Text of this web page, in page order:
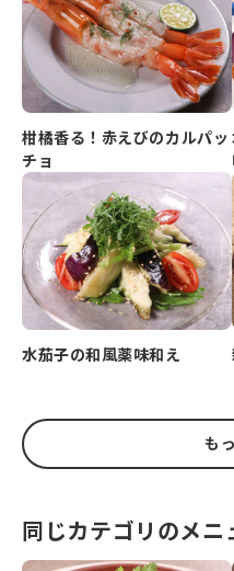
柑橘香る！赤えびのカルパッ
チョ
水茄子の和風薬味和え
も
同じカテゴリのメニ